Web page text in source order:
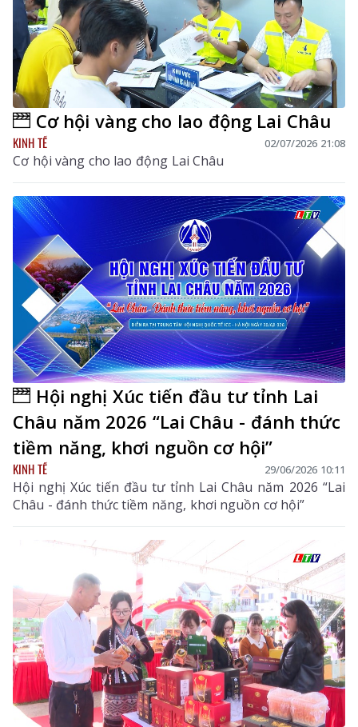
Cơ hội vàng cho lao động Lai Châu
KINH TẾ 02/07/2026 21:08
Cơ hội vàng cho lao động Lai Châu
Hội nghị Xúc tiến đầu tư tỉnh Lai
Châu năm 2026 “Lai Châu - đánh thức
tiềm năng, khơi nguồn cơ hội”
KINH TẾ 29/06/2026 10:11
Hội nghị Xúc tiến đầu tư tỉnh Lai Châu năm 2026 “Lai
Châu - đánh thức tiềm năng, khơi nguồn cơ hội”